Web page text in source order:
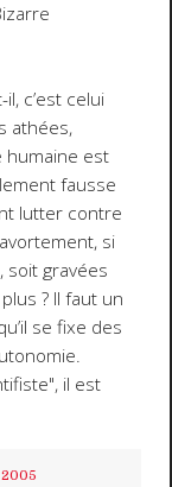
c’est celui
athées,
humaine est
fausse
lutter contre
si
soit gravées
? Il faut un
se fixe des
il est